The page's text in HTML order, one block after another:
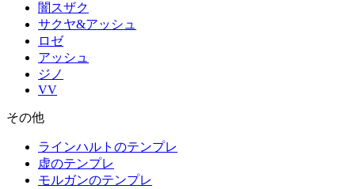
闇スザク
サクヤ&アッシュ
ロゼ
アッシュ
ジノ
VV
その他
ラインハルトのテンプレ
虚のテンプレ
モルガンのテンプレ